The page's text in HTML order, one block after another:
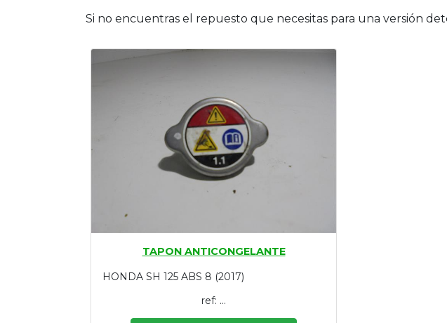
MotoresSi no encuentras el repuesto que necesitas para una versión
TAPON ANTICONGELANTE
HONDA SH 125 ABS 8 (2017)
ref: ...